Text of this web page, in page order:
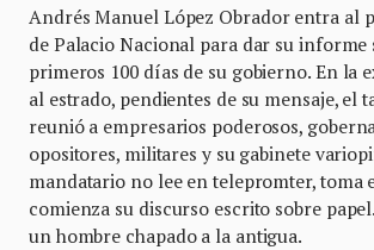
Andrés Manuel López Obrador entra al
de Palacio Nacional para dar su informe
primeros 100 días de su gobierno. En la
al estrado, pendientes de su mensaje, el
reunió a empresarios poderosos,
opositores, militares y su gabinete
mandatario no lee en telepromter, toma
comienza su discurso escrito sobre
un hombre chapado a la antigua.